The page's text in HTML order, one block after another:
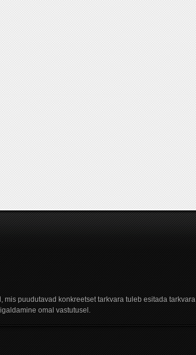
puudutavad konkreetset tarkvara tuleb esitada tarkvara
omal vastutusel.